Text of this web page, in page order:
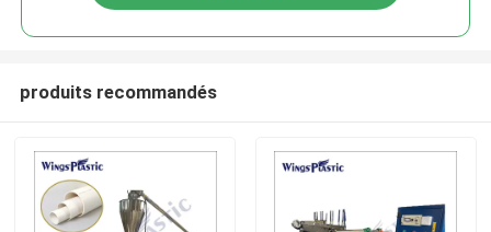
produits recommandés